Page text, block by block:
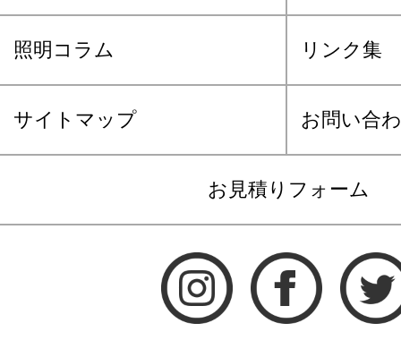
照明コラム リンク集
サイトマップ お問い合
お見積りフォーム